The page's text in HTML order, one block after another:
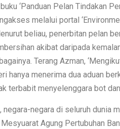
‘Panduan Pelan Tindakan
melalui portal
beliau, penerbitan pelan
akibat daripada
Terang Azman,
hanya menerima dua aduan
terbabit menyelenggara bot
negara di seluruh dunia
Agung Pertubuhan